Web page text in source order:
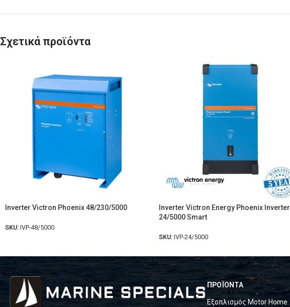
Σχετικά προϊόντα
Inverter Victron Phoenix 48/230/5000
SKU: IVP-48/5000
Inverter Victron Energy Phoenix Inverter
24/5000 Smart
SKU: IVP-24/5000
ΠΡΟΪΟΝΤΑ
Εξοπλισμός Motor Home